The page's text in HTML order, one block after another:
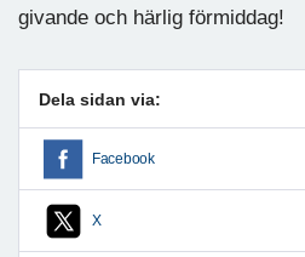
givande och härlig förmiddag!
Dela sidan via:
Facebook
X